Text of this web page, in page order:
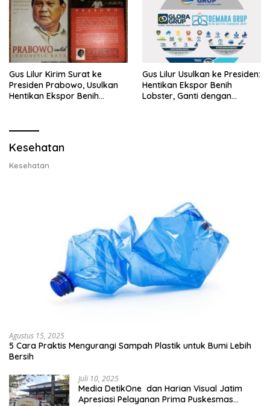
Gus Lilur Kirim Surat ke
Presiden Prabowo, Usulkan
Hentikan Ekspor Benih
Gus Lilur Usulkan ke Presiden:
Hentikan Ekspor Benih
Lobster, Ganti dengan
Kesehatan
Kesehatan
Agustus 15, 2025
5 Cara Praktis Mengurangi Sampah Plastik untuk Bumi Lebih
Bersih
Juli 10, 2025
Media DetikOne dan Harian Visual Jatim
Apresiasi Pelayanan Prima Puskesmas